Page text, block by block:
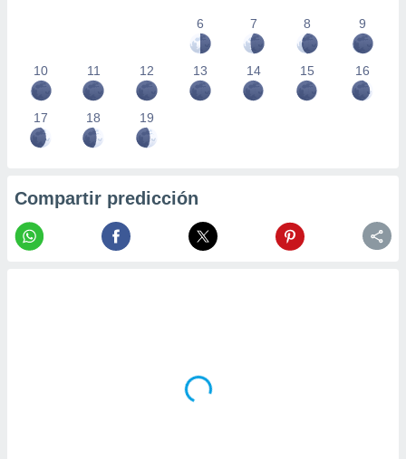
6
7 8 9
10 11 12 13 14 15 16
17 18 19
Compartir predicción